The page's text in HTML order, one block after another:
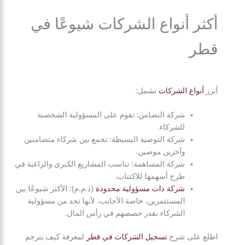
أكثر أنواع الشركات شيوعًا في
قطر
أبرز أنواع الشركات تشمل:
شركة التضامن: تقوم على المسؤولية الشخصية
للشركاء.
شركة التوصية البسيطة: تجمع بين شركاء متضامنين
وآخرين موصين.
شركة المساهمة: تناسب المشاريع الكبرى والراغبة في
طرح أسهمها للاكتتاب.
شركة ذات مسؤولية محدودة (ذ.م.م): الأكثر شيوعًا بين
المستثمرين، خاصة الأجانب، لأنها تحد من مسؤولية
الشركاء بقدر حصصهم في رأس المال.
اطلع على شرحتسجيل الشركات في قطر
لمعرفة كيف يترجم